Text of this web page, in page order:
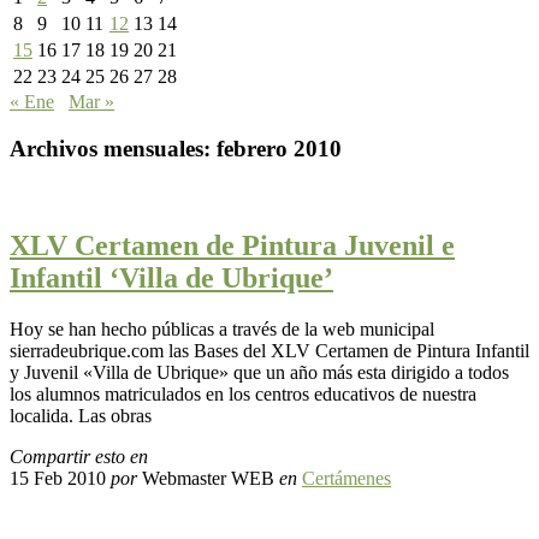
8
9 10 11 12 13 14
15 16 17 18 19 20 21
22 23 24 25 26 27 28
« Ene
Mar »
Archivos mensuales: febrero 2010
XLV Certamen de Pintura Juvenil e
Infantil ‘Villa de Ubrique’
Hoy se han hecho públicas a través de la web municipal
sierradeubrique.com las Bases del XLV Certamen de Pintura Infantil
y Juvenil «Villa de Ubrique» que un año más esta dirigido a todos
los alumnos matriculados en los centros educativos de nuestra
localida. Las obras
Compartir esto en
15 Feb 2010 porWebmaster WEB en Certámenes